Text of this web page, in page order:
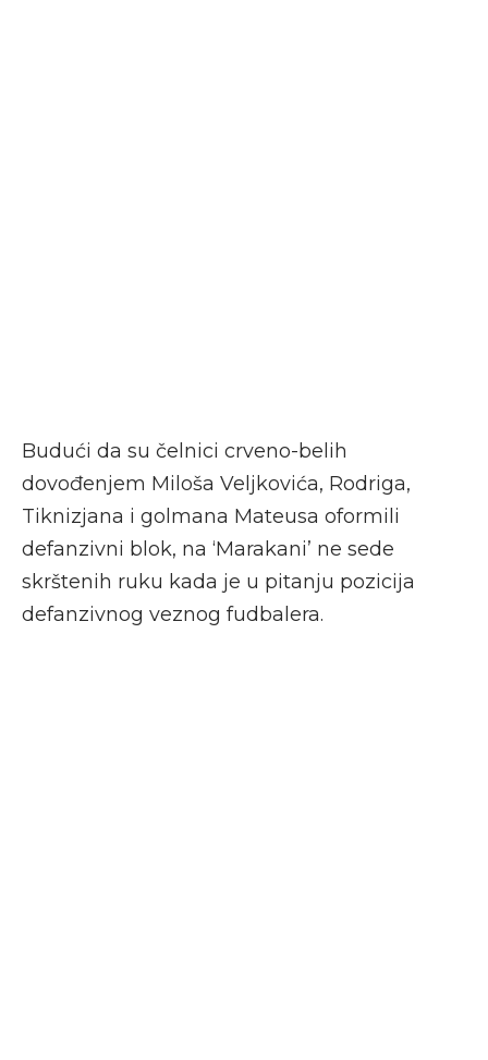
Budući da su čelnici crveno-belih
dovođenjem Miloša Veljkovića, Rodriga,
Tiknizjana i golmana Mateusa oformili
defanzivni blok, na ‘Marakani’ ne sede
skrštenih ruku kada je u pitanju pozicija
defanzivnog veznog fudbalera.